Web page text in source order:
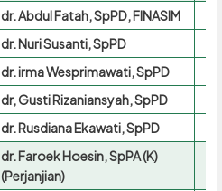
dr. Abdul Fatah, SpPD, FINASIM
dr. Nuri Susanti, SpPD
dr. irma Wesprimawati, SpPD
dr, Gusti Rizaniansyah, SpPD
dr. Rusdiana Ekawati, SpPD
dr. Faroek Hoesin, SpPA (K)
(Perjanjian)